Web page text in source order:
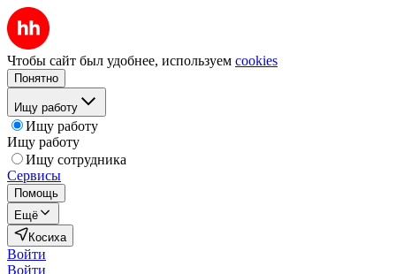
Чтобы сайт был удобнее, используем cookies
Понятно
Ищу работу
Ищу работу
Ищу работу
Ищу сотрудника
Сервисы
Помощь
Ещё
Косиха
Войти
Войти